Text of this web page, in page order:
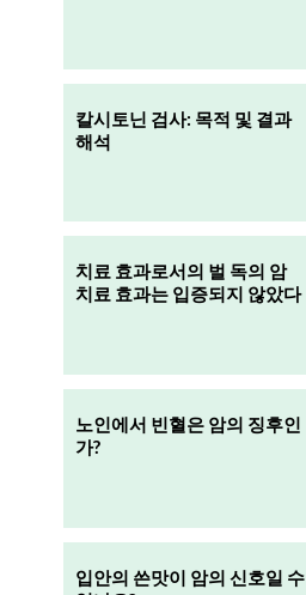
칼시토닌 검사: 목적 및 결과
해석
치료 효과로서의 벌 독의 암
치료 효과는 입증되지 않았다
노인에서 빈혈은 암의 징후인
가?
입안의 쓴맛이 암의 신호일 수